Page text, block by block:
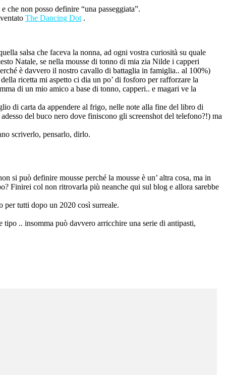
che non posso definire “una passeggiata”.
The Dancing Dot .
salsa che faceva la nonna, ad ogni vostra curiosità su quale
Natale, se nella mousse di tonno di mia zia Nilde i capperi
è davvero il nostro cavallo di battaglia in famiglia.. al 100%)
ricetta mi aspetto ci dia un po’ di fosforo per rafforzare la
di un mio amico a base di tonno, capperi.. e magari ve la
di carta da appendere al frigo, nelle note alla fine del libro di
del buco nero dove finiscono gli screenshot del telefono?!) ma
scriverlo, pensarlo, dirlo.
si può definire mousse perché la mousse è un’ altra cosa, ma in
Finirei col non ritrovarla più neanche qui sul blog e allora sarebbe
per tutti dopo un 2020 così surreale.
tipo .. insomma può davvero arricchire una serie di antipasti,